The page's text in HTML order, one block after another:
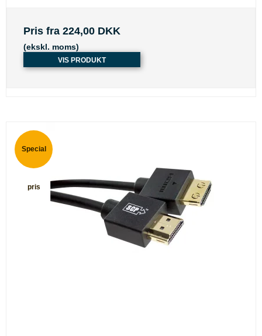
Pris fra 224,00 DKK
(ekskl. moms)
VIS PRODUKT
Special
pris